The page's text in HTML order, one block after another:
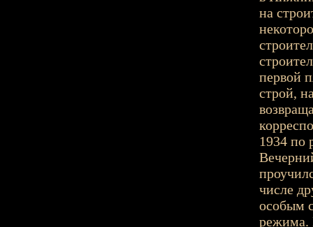
на
первой
строй,
1934 по
числе
особым
режима.